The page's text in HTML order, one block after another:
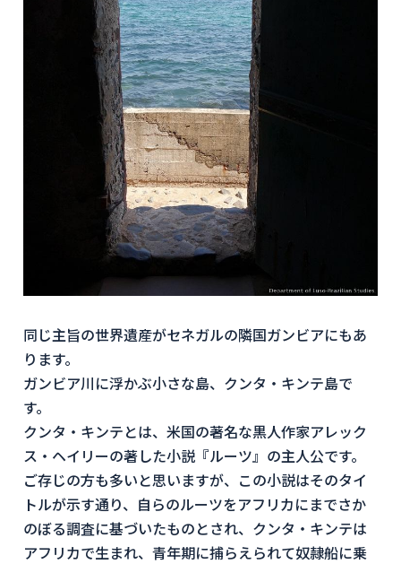
同じ主旨の世界遺産がセネガルの隣国ガンビアにもあ
ります。
ガンビア川に浮かぶ小さな島、クンタ・キンテ島で
す。
クンタ・キンテとは、米国の著名な黒人作家アレック
ス・ヘイリーの著した小説『ルーツ』の主人公です。
ご存じの方も多いと思いますが、この小説はそのタイ
トルが示す通り、自らのルーツをアフリカにまでさか
のぼる調査に基づいたものとされ、クンタ・キンテは
アフリカで生まれ、青年期に捕らえられて奴隷船に乗